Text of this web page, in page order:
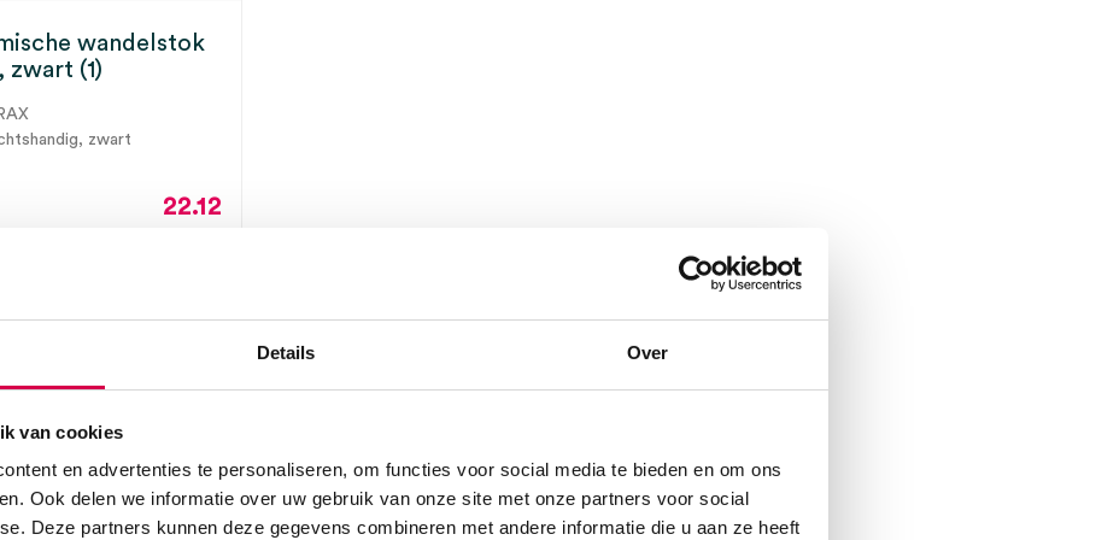
Details Over
van cookies
en advertenties te personaliseren, om functies voor social media te bieden en om ons
Ook delen we informatie over uw gebruik van onze site met onze partners voor social
Deze partners kunnen deze gegevens combineren met andere informatie die u aan ze heeft
wandelstok
zwart (1)
zwart
22.12